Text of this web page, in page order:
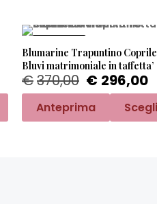
Blumarine Trapuntino
Bluvi matrimoniale in taffetta’
€370,00 € 296,00
Anteprima Scegli